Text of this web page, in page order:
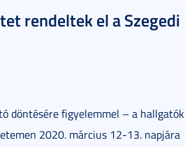
rendeltek el a Szegedi
döntésére figyelemmel – a hallgatók
2020. március 12-13. napjára